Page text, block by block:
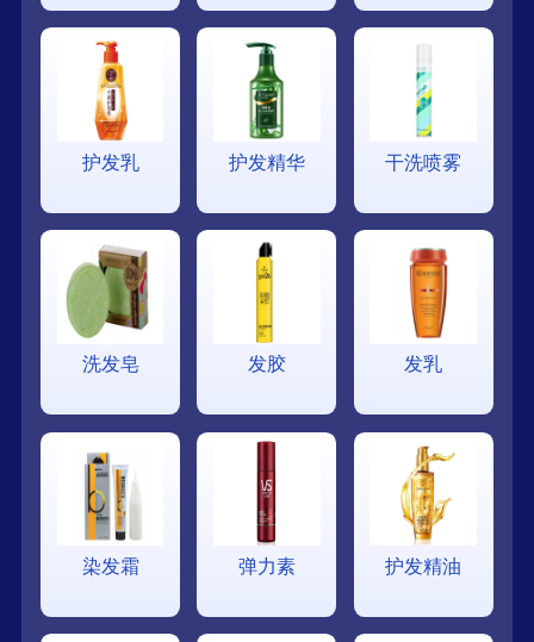
护发乳 护发精华 干洗喷雾
洗发皂 发胶 发乳
染发霜 弹力素 护发精油